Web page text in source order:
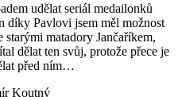
udělat seriál medailonků
díky Pavlovi jsem měl možnost
starými matadory Jančaříkem,
dělat ten svůj, protože přece je
před ním…
Koutný